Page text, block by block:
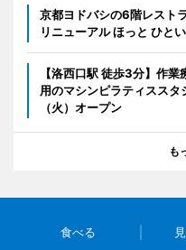
京都ヨドバシの6階レスト
リニューアル ほっと ひと
【洛西口駅 徒歩3分】作
用のマシンピラティスス
（火）オープン
も
食べる